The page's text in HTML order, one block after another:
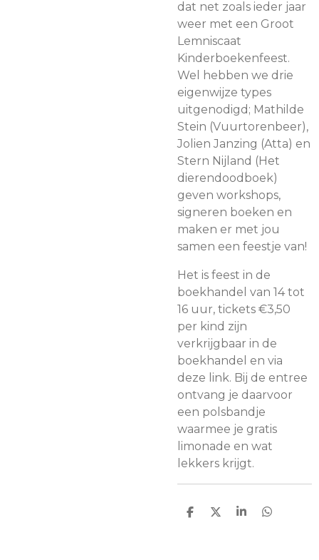
dat net zoals ieder jaar
weer met een Groot
Lemniscaat
Kinderboekenfeest.
Wel hebben we drie
eigenwijze types
uitgenodigd; Mathilde
Stein (Vuurtorenbeer),
Jolien Janzing (Atta) en
Stern Nijland (Het
dierendoodboek)
geven workshops,
signeren boeken en
maken er met jou
samen een feestje van!
Het is feest in de
boekhandel van 14 tot
16 uur, tickets €3,50
per kind zijn
verkrijgbaar in de
boekhandel en via
deze link. Bij de entree
ontvang je daarvoor
een polsbandje
waarmee je gratis
limonade en wat
lekkers krijgt.
D
D
S
D